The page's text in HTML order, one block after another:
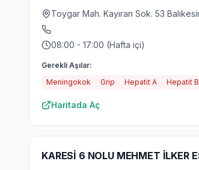
Toygar Mah. Kayıran Sok. 53
08:00 - 17:00 (Hafta içi)
Gerekli Aşılar:
Meningokok
Grip Hepatit A Hepatit B
Haritada Aç
KARESİ 6 NOLU MEHMET İLKER